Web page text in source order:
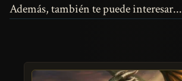
Además, también te puede interesar...